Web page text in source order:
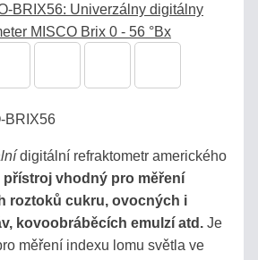
BRIX56
digitální refraktometr amerického
přístroj vhodný pro měření
roztoků cukru, ovocných i
kovoobráběcích emulzí atd. Je
měření indexu lomu světla ve